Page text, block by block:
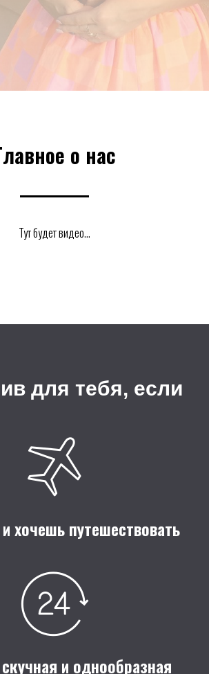
о нас
Тут будет видео...
для тебя, если
хочешь путешествовать
и однообразная